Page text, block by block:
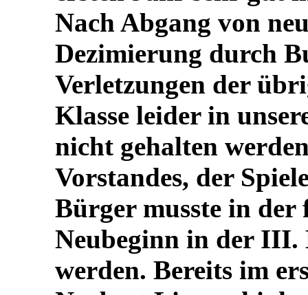
Nach Abgang von
Dezimierung durch
Verletzungen der
Klasse leider in
nicht gehalten
Vorstandes, der
Bürger musste in der
Neubeginn in der III.
werden. Bereits im